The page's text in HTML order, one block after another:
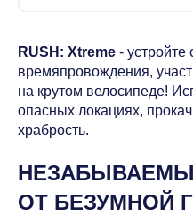
RUSH: Xtreme -
времяпровождения,
на крутом велосипеде!
опасных локациях,
храбрость.
ОТ БЕЗУМНОЙ